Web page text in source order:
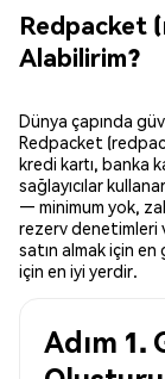
Redpacket
Alabilirim?
Dünya çapında
Redpacket
kredi kartı, banka
sağlayıcılar
— minimum yok,
rezerv denetimleri
satın almak için
için en iyi yerdir.
Adım 1.